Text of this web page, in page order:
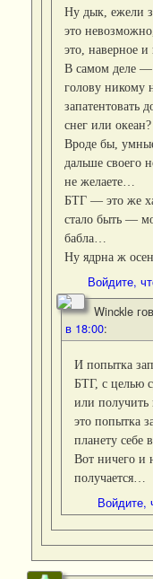
Ну дык, ежели
это
это, наверное и
В самом деле
голову никому
запатентовать
снег или океан?
Вроде бы,
дальше своего
не желаете…
БТГ — это же
стало быть —
бабла…
Ну ядрна ж
Войдите,
Winckle
в 18:00:
И попытка
БТГ, с целью
или
это попытка
планету себе
Вот ничего и
получается…
Войдите,